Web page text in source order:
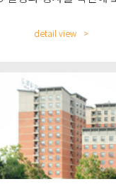
detail view